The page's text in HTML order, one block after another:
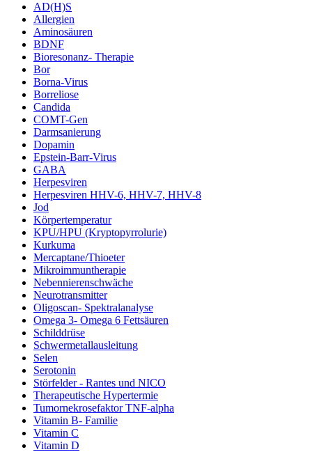
AD(H)S
Allergien
Aminosäuren
BDNF
Bioresonanz- Therapie
Bor
Borna-Virus
Borreliose
Candida
COMT-Gen
Darmsanierung
Dopamin
Epstein-Barr-Virus
GABA
Herpesviren
Herpesviren HHV-6, HHV-7, HHV-8
Jod
Körpertemperatur
KPU/HPU (Kryptopyrrolurie)
Kurkuma
Mercaptane/Thioeter
Mikroimmuntherapie
Nebennierenschwäche
Neurotransmitter
Oligoscan- Spektralanalyse
Omega 3- Omega 6 Fettsäuren
Schilddrüse
Schwermetallausleitung
Selen
Serotonin
Störfelder - Rantes und NICO
Therapeutische Hypertermie
Tumornekrosefaktor TNF-alpha
Vitamin B- Familie
Vitamin C
Vitamin D